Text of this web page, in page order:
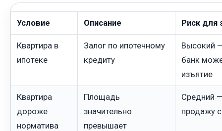
Условие Описание Риск для
Квартира в
ипотеке
Залог по ипотечному
кредиту
Высокий
банк
изъятие
Квартира
дороже
норматива
Площадь
значительно
превышает
Средний
продажу